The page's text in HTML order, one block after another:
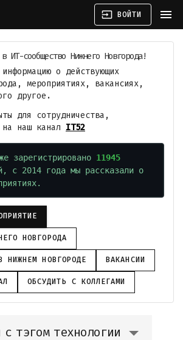
input ВОЙТИ menu
ИТ-сообщество Нижнего Новгорода!
о действующих
мероприятиях, вакансиях,
другое.
для сотрудничества,
на наш канал IT52
зарегистрировано 11945
с 2014 года мы рассказали о
НОВГОРОДА
НИЖНЕМ НОВГОРОДЕ ВАКАНСИИ
ОБСУДИТЬ С КОЛЛЕГАМИ
с тэгом технологии